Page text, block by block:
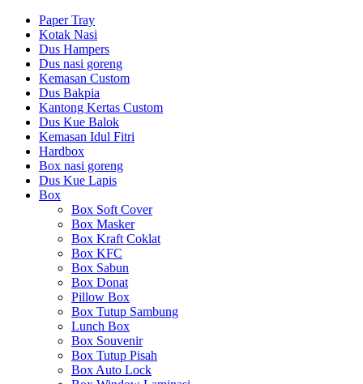
Paper Tray
Kotak Nasi
Dus Hampers
Dus nasi goreng
Kemasan Custom
Dus Bakpia
Kantong Kertas Custom
Dus Kue Balok
Kemasan Idul Fitri
Hardbox
Box nasi goreng
Dus Kue Lapis
Box
Box Soft Cover
Box Masker
Box Kraft Coklat
Box KFC
Box Sabun
Box Donat
Pillow Box
Box Tutup Sambung
Lunch Box
Box Souvenir
Box Tutup Pisah
Box Auto Lock